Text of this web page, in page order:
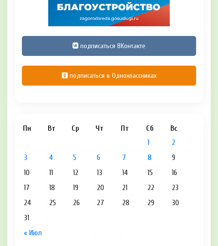
подписаться ВКонтакте
подписаться в Одноклассниках
Пн Вт Ср Чт Пт Сб Вс
« Июл
1
2
3
4 5 6 7 8
9
10
11 12 13 14 15
16
17
18 19 20 21 22
23
24
25 26 27 28 29
30
31